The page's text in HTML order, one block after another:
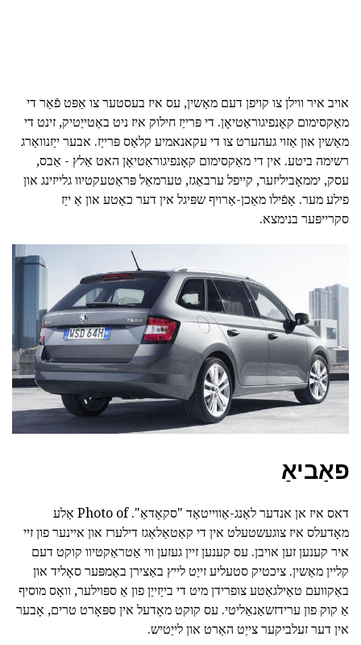
אויב איר ווילן צו קויפן דעם מאַשין, עס איז בעסטער צו אַפּט פֿאַר די
מאַקסימום קאָנפיגוראַטיאָן. די פּרייַז חילוק איז ניט באַטייַטיק, זינט די
מאַשין און אַזוי געהערט צו די עקאנאמיע קלאַס פּרייַז. אבער ייַזנוואַרג
רשימה ביטע. אין די מאַקסימום קאָנפיגוראַטיאָן האט אַלץ - אַבס,
עסק, יממאָביליזער, קייפל ערבאַגז, טערמאַל פּראַטעקטיוו גלייזינג און
פילע מער. אַפֿילו מאַכן-אַרויף שפּיגל אין דער כאַטע און אַ ייַז
סקרייפּער בנימצא.
פאַביאַ
דאס איז אן אנדער לאַנג-אַווייטאַד "סקאָדאַ". Photo of אַלע
מאָדעלס איז צוגעשטעלט אין די קאַטאַלאַגז דילערז און איינער פון זיי
איר קענען זען אויבן. עס קענען זיין געזען ווי אַטראַקטיוו קוקט דעם
קליין מאַשין. ציכטיק סטעליע זייַט לייץ באַצירן באַמפּער סאָליד און
באַקוועם טאַילגאַטע צופרידן מיט די בייַזייַן פון אַ ספּוילער, וואָס מוסיף
אַ קוק פון ערידזשאַנאַליטי. עס קוקט מאָדעל אין ספּאָרט טרים, אָבער
אין דער זעלביקער צייַט האַרט און לייַטיש.